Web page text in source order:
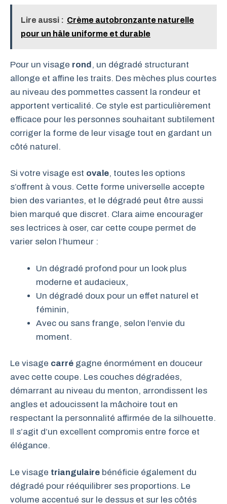
Lire aussi : Crème autobronzante naturelle
pour un hâle uniforme et durable
Pour un visage rond, un dégradé structurant
allonge et affine les traits. Des mèches plus courtes
au niveau des pommettes cassent la rondeur et
apportent verticalité. Ce style est particulièrement
efficace pour les personnes souhaitant subtilement
corriger la forme de leur visage tout en gardant un
côté naturel.
Si votre visage est ovale, toutes les options
s’offrent à vous. Cette forme universelle accepte
bien des variantes, et le dégradé peut être aussi
bien marqué que discret. Clara aime encourager
ses lectrices à oser, car cette coupe permet de
varier selon l’humeur :
Un dégradé profond pour un look plus
moderne et audacieux,
Un dégradé doux pour un effet naturel et
féminin,
Avec ou sans frange, selon l’envie du
moment.
Le visage carré gagne énormément en douceur
avec cette coupe. Les couches dégradées,
démarrant au niveau du menton, arrondissent les
angles et adoucissent la mâchoire tout en
respectant la personnalité affirmée de la silhouette.
Il s’agit d’un excellent compromis entre force et
élégance.
Le visage triangulaire bénéficie également du
dégradé pour rééquilibrer ses proportions. Le
volume accentué sur le dessus et sur les côtés